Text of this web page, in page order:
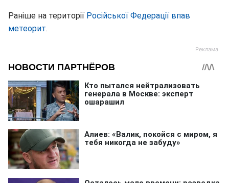
Раніше на території Російської Федерації впав
метеорит.